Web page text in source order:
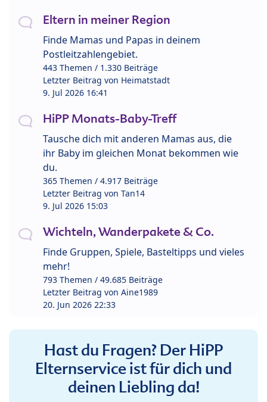
Eltern in meiner Region
Finde Mamas und Papas in deinem
Postleitzahlengebiet.
443 Themen / 1.330 Beiträge
Letzter Beitrag von Heimatstadt
9. Jul 2026 16:41
HiPP Monats-Baby-Treff
Tausche dich mit anderen Mamas aus, die
ihr Baby im gleichen Monat bekommen wie
du.
365 Themen / 4.917 Beiträge
Letzter Beitrag von Tan14
9. Jul 2026 15:03
Wichteln, Wanderpakete & Co.
Finde Gruppen, Spiele, Basteltipps und vieles
mehr!
793 Themen / 49.685 Beiträge
Letzter Beitrag von Aine1989
20. Jun 2026 22:33
Hast du Fragen? Der HiPP
Elternservice ist für dich und
deinen Liebling da!